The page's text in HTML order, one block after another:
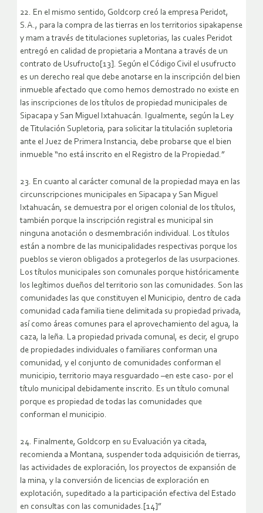
22. En el mismo sentido, Goldcorp creó la empresa Peridot,
S.A., para la compra de las tierras en los territorios sipakapense
y mam a través de titulaciones supletorias, las cuales Peridot
entregó en calidad de propietaria a Montana a través de un
contrato de Usufructo[13]. Según el Código Civil el usufructo
es un derecho real que debe anotarse en la inscripción del bien
inmueble afectado que como hemos demostrado no existe en
las inscripciones de los títulos de propiedad municipales de
Sipacapa y San Miguel Ixtahuacán. Igualmente, según la Ley
de Titulación Supletoria, para solicitar la titulación supletoria
ante el Juez de Primera Instancia, debe probarse que el bien
inmueble “no está inscrito en el Registro de la Propiedad.”
23. En cuanto al carácter comunal de la propiedad maya en las
circunscripciones municipales en Sipacapa y San Miguel
Ixtahuacán, se demuestra por el origen colonial de los títulos,
también porque la inscripción registral es municipal sin
ninguna anotación o desmembración individual. Los títulos
están a nombre de las municipalidades respectivas porque los
pueblos se vieron obligados a protegerlos de las usurpaciones.
Los títulos municipales son comunales porque históricamente
los legítimos dueños del territorio son las comunidades. Son las
comunidades las que constituyen el Municipio, dentro de cada
comunidad cada familia tiene delimitada su propiedad privada,
así como áreas comunes para el aprovechamiento del agua, la
caza, la leña. La propiedad privada comunal, es decir, el grupo
de propiedades individuales o familiares conforman una
comunidad, y el conjunto de comunidades conforman el
municipio, territorio maya resguardado –en este caso- por el
título municipal debidamente inscrito. Es un título comunal
porque es propiedad de todas las comunidades que
conforman el municipio.
24. Finalmente, Goldcorp en su Evaluación ya citada,
recomienda a Montana, suspender toda adquisición de tierras,
las actividades de exploración, los proyectos de expansión de
la mina, y la conversión de licencias de exploración en
explotación, supeditado a la participación efectiva del Estado
en consultas con las comunidades.[14]”